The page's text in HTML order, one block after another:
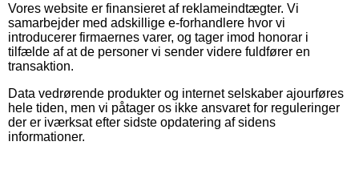
Vores website er finansieret af reklameindtægter. Vi
samarbejder med adskillige e-forhandlere hvor vi
introducerer firmaernes varer, og tager imod honorar i
tilfælde af at de personer vi sender videre fuldfører en
transaktion.
Data vedrørende produkter og internet selskaber ajourføres
hele tiden, men vi påtager os ikke ansvaret for reguleringer
der er iværksat efter sidste opdatering af sidens
informationer.